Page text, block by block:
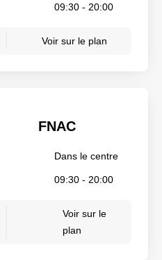
09:30 - 20:00
Voir sur le plan
FNAC
Dans le centre
09:30 - 20:00
Voir sur le
plan